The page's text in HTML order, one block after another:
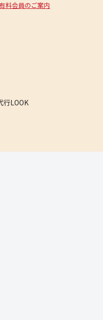
料会員のご案内
LOOK